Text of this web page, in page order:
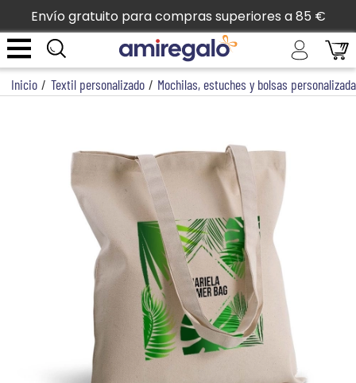
Envío gratuito para compras superiores a 85 €
Inicio / Textil personalizado / Mochilas, estuches y bolsas